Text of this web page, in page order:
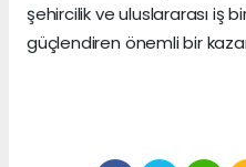
şehircilik ve uluslararası iş
güçlendiren önemli bir